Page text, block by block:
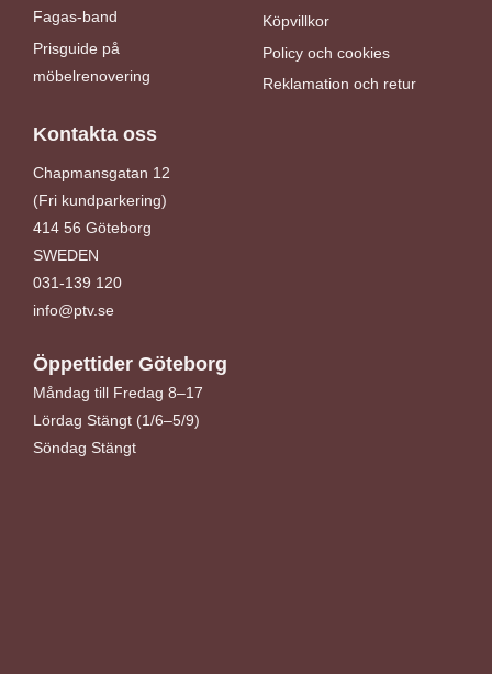
Fagas-band
Prisguide på
möbelrenovering
Köpvillkor
Policy och cookies
Reklamation och retur
Kontakta oss
Chapmansgatan 12
(Fri kundparkering)
414 56 Göteborg
SWEDEN
031-139 120
info@ptv.se
Öppettider Göteborg
Måndag till Fredag 8–17
Lördag Stängt (1/6–5/9)
Söndag Stängt